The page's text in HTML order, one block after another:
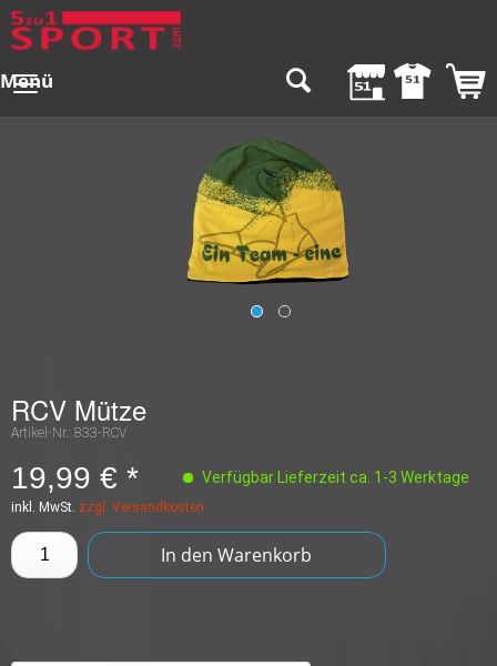
Menü
RCV Mütze
Artikel-Nr.: 833-RCV
19,99 € * Verfügbar Lieferzeit ca. 1-3 Werktage
inkl. MwSt. zzgl. Versandkosten
In den Warenkorb